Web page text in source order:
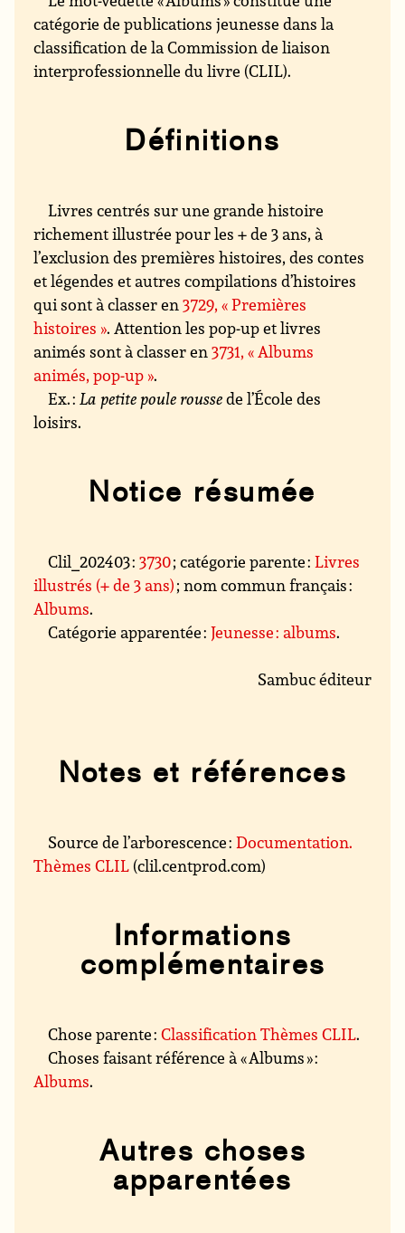
catégorie de publications jeunesse dans la
classification de la Commission de liaison
interprofessionnelle du livre (CLIL).
Définitions
Livres centrés sur une grande histoire
richement illustrée pour les + de 3 ans, à
l’exclusion des premières histoires, des contes
et légendes et autres compilations d’histoires
qui sont à classer en3729, « Premières
histoires ». Attention les pop-up et livres
animés sont à classer en3731, « Albums
animés, pop-up ».
Ex. : La petite poule roussede l’École des
loisirs.
Notice résumée
Clil_202403 :3730; catégorie parente :Livres
illustrés (+ de 3 ans); nom commun français :
Albums.
Catégorie apparentée :Jeunesse : albums.
Sambuc éditeur
Notes et références
Source de l’arborescence :Documentation.
Thèmes CLIL (clil.centprod.com)
Informations
complémentaires
Chose parente :Classification Thèmes CLIL.
Choses faisant référence à « Albums » :
Albums.
Autres choses
apparentées